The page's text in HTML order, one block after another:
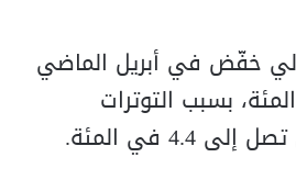
خفّض في أبريل الماضي
العالمي من 3.3 إلى 3.1 في المئة، بسبب التوترات
في المئة.